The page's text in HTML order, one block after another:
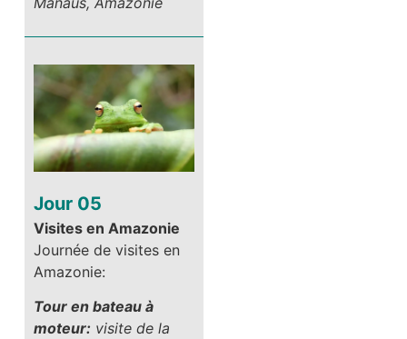
Jour 05
Visites en Amazonie
Journée de visites en
Amazonie:
Tour en bateau à
moteur: visite de la